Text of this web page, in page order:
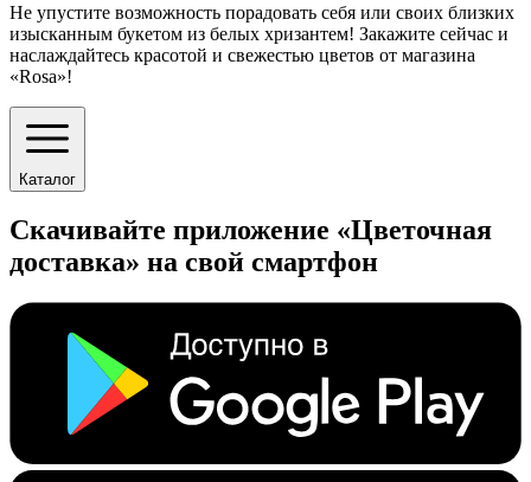
Не упустите возможность порадовать себя или своих близких
изысканным букетом из белых хризантем! Закажите сейчас и
наслаждайтесь красотой и свежестью цветов от магазина
«Rosa»!
Каталог
Скачивайте приложение «Цветочная
доставка» на свой смартфон